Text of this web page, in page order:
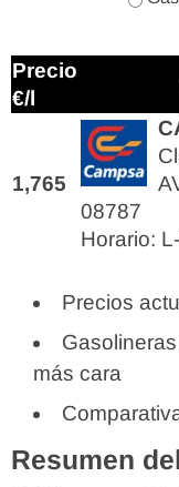
Precio
€/l
1,765
08787
Horario:
Precios
más cara
Resumen